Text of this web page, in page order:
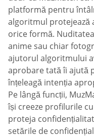
platformă pentru
algoritmul protejează
orice formă.
anime sau chiar
ajutorul algoritmului
aprobare tată îi ajută
înțeleagă intenția
Pe lângă funcții,
își creeze profilurile
proteja
setările de